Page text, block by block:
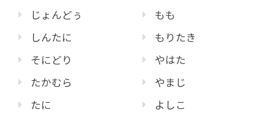
じょんどぅ
しんたに
そにどり
たかむら
たに
もも
もりたき
やはた
やまじ
よしこ